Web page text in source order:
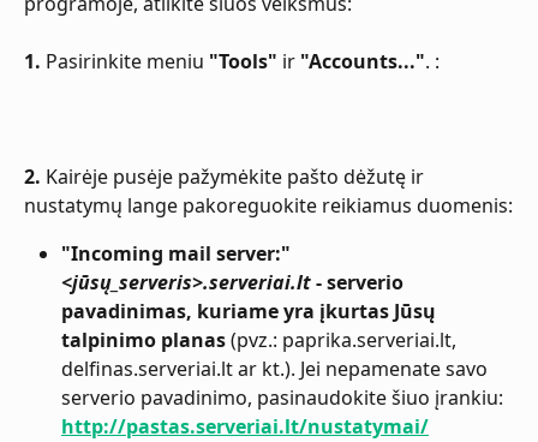
1. Pasirinkite meniu "Tools" ir "Accounts...". :
2. Kairėje pusėje pažymėkite pašto dėžutę ir
nustatymų lange pakoreguokite reikiamus duomenis:
"Incoming mail server:"
<jūsų_serveris>.serveriai.lt - serverio
pavadinimas, kuriame yra įkurtas Jūsų
talpinimo planas (pvz.: paprika.serveriai.lt,
delfinas.serveriai.lt ar kt.). Jei nepamenate savo
serverio pavadinimo, pasinaudokite šiuo įrankiu:
http://pastas.serveriai.lt/nustatymai/